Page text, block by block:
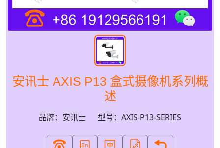
安讯士 AXIS P13 盒式摄像机系列概
述
品牌：安讯士 型号：AXIS-P13-SERIES